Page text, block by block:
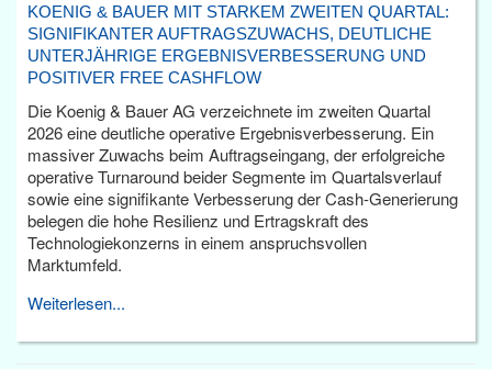
KOENIG & BAUER MIT STARKEM ZWEITEN QUARTAL:
SIGNIFIKANTER AUFTRAGSZUWACHS, DEUTLICHE
UNTERJÄHRIGE ERGEBNISVERBESSERUNG UND
POSITIVER FREE CASHFLOW
Die Koenig & Bauer AG verzeichnete im zweiten Quartal
2026 eine deutliche operative Ergebnisverbesserung. Ein
massiver Zuwachs beim Auftragseingang, der erfolgreiche
operative Turnaround beider Segmente im Quartalsverlauf
sowie eine signifikante Verbesserung der Cash-Generierung
belegen die hohe Resilienz und Ertragskraft des
Technologiekonzerns in einem anspruchsvollen
Marktumfeld.
Weiterlesen...